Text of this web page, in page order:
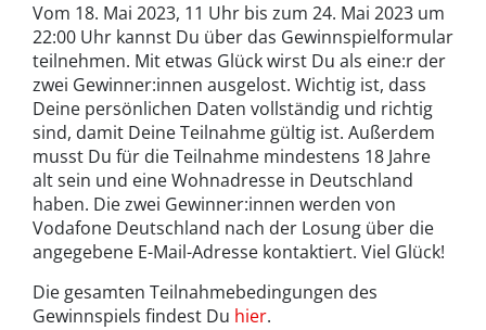
Vom 18. Mai 2023, 11 Uhr bis zum 24. Mai 2023 um
22:00 Uhr kannst Du über das Gewinnspielformular
teilnehmen. Mit etwas Glück wirst Du als eine:r der
zwei Gewinner:innen ausgelost. Wichtig ist, dass
Deine persönlichen Daten vollständig und richtig
sind, damit Deine Teilnahme gültig ist. Außerdem
musst Du für die Teilnahme mindestens 18 Jahre
alt sein und eine Wohnadresse in Deutschland
haben. Die zwei Gewinner:innen werden von
Vodafone Deutschland nach der Losung über die
angegebene E-Mail-Adresse kontaktiert. Viel Glück!
Die gesamten Teilnahmebedingungen des
Gewinnspiels findest Du hier.